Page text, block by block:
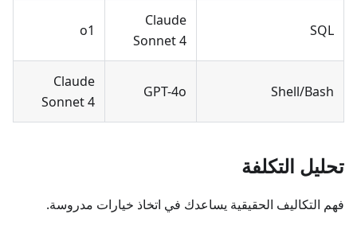
SQL
Claude
Sonnet 4
o1
Shell/Bash
GPT-4o
Claude
Sonnet 4
تحليل التكلفة
فهم التكاليف الحقيقية يساعدك في اتخاذ خيارات مدروسة.